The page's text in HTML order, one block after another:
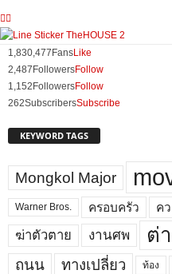
1,830,477FansLike
2,487FollowersFollow
1,152FollowersFollow
262SubscribersSubscribe
KEYWORD TAGS
Mongkol Major
Warner Bros. ครอบครัว ค
ฆ่าตัวตาย
งานศพ ต่
ถนน ทางเปลี่ยว ท้อง